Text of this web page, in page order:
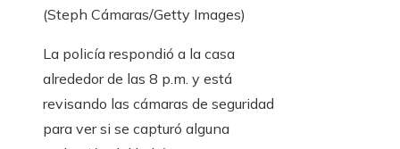
(Steph Cámaras/Getty Images)
La policía respondió a la casa
alrededor de las 8 p.m. y está
revisando las cámaras de seguridad
para ver si se capturó alguna